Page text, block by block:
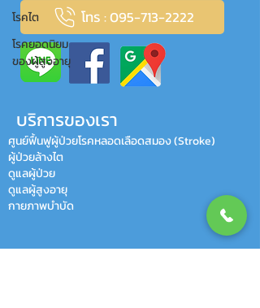
โรคไต
โรคยอดนิยม
ของผู้สูงอายุ
โทร : 095-713-2222
บริการของเรา
ศูนย์ฟื้นฟูผู้ป่วยโรคหลอดเลือดสมอง (Stroke)
ผู้ป่วยล้างไต
ดูแลผู้ป่วย
ดูแลผู้สูงอายุ
กายภาพบำบัด